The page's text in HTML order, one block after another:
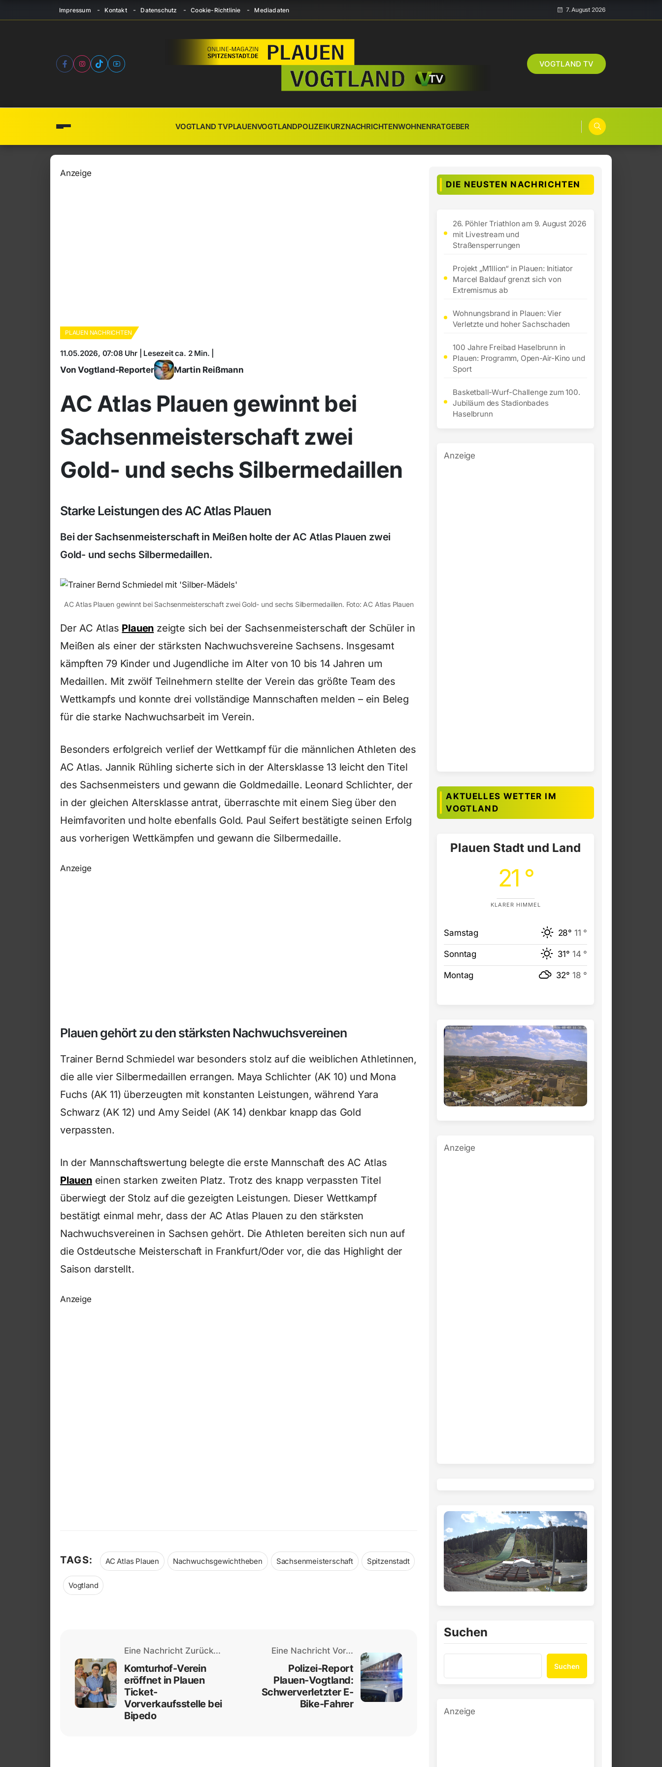
Impressum Kontakt Datenschutz Cookie-Richtlinie Mediadaten 7. August 2026
VOGTLAND TV
VOGTLAND TVPLAUENVOGTLANDPOLIZEIKURZNACHRICHTENWOHNENRATGEBER
Anzeige
PLAUEN NACHRICHTEN
11.05.2026, 07:08 Uhr | Lesezeit ca. 2 Min. |
Von Vogtland-Reporter Martin Reißmann
AC Atlas Plauen gewinnt bei
Sachsenmeisterschaft zwei
Gold- und sechs Silbermedaillen
Starke Leistungen des AC Atlas Plauen
Bei der Sachsenmeisterschaft in Meißen holte der AC Atlas Plauen zwei
Gold- und sechs Silbermedaillen.
AC Atlas Plauen gewinnt bei Sachsenmeisterschaft zwei Gold- und sechs Silbermedaillen. Foto: AC Atlas Plauen
Der AC Atlas Plauen zeigte sich bei der Sachsenmeisterschaft der Schüler in
Meißen als einer der stärksten Nachwuchsvereine Sachsens. Insgesamt
kämpften 79 Kinder und Jugendliche im Alter von 10 bis 14 Jahren um
Medaillen. Mit zwölf Teilnehmern stellte der Verein das größte Team des
Wettkampfs und konnte drei vollständige Mannschaften melden – ein Beleg
für die starke Nachwuchsarbeit im Verein.
Besonders erfolgreich verlief der Wettkampf für die männlichen Athleten des
AC Atlas. Jannik Rühling sicherte sich in der Altersklasse 13 leicht den Titel
des Sachsenmeisters und gewann die Goldmedaille. Leonard Schlichter, der
in der gleichen Altersklasse antrat, überraschte mit einem Sieg über den
Heimfavoriten und holte ebenfalls Gold. Paul Seifert bestätigte seinen Erfolg
aus vorherigen Wettkämpfen und gewann die Silbermedaille.
Anzeige
Plauen gehört zu den stärksten Nachwuchsvereinen
Trainer Bernd Schmiedel war besonders stolz auf die weiblichen Athletinnen,
die alle vier Silbermedaillen errangen. Maya Schlichter (AK 10) und Mona
Fuchs (AK 11) überzeugten mit konstanten Leistungen, während Yara
Schwarz (AK 12) und Amy Seidel (AK 14) denkbar knapp das Gold
verpassten.
In der Mannschaftswertung belegte die erste Mannschaft des AC Atlas
Plaueneinen starken zweiten Platz. Trotz des knapp verpassten Titel
überwiegt der Stolz auf die gezeigten Leistungen. Dieser Wettkampf
bestätigt einmal mehr, dass der AC Atlas Plauen zu den stärksten
Nachwuchsvereinen in Sachsen gehört. Die Athleten bereiten sich nun auf
die Ostdeutsche Meisterschaft in Frankfurt/Oder vor, die das Highlight der
Saison darstellt.
Anzeige
TAGS: AC Atlas Plauen Nachwuchsgewichtheben Sachsenmeisterschaft Spitzenstadt
Vogtland
Eine Nachricht Zurück...
Komturhof-Verein
eröffnet in Plauen
Ticket-
Vorverkaufsstelle bei
Bipedo
Eine Nachricht Vor...
Polizei-Report
Plauen-Vogtland:
Schwerverletzter E-
Bike-Fahrer
DIE NEUSTEN NACHRICHTEN
26. Pöhler Triathlon am 9. August 2026
mit Livestream und
Straßensperrungen
Projekt „M1llion“ in Plauen: Initiator
Marcel Baldauf grenzt sich von
Extremismus ab
Wohnungsbrand in Plauen: Vier
Verletzte und hoher Sachschaden
100 Jahre Freibad Haselbrunn in
Plauen: Programm, Open-Air-Kino und
Sport
Basketball-Wurf-Challenge zum 100.
Jubiläum des Stadionbades
Haselbrunn
Anzeige
AKTUELLES WETTER IM
VOGTLAND
Plauen Stadt und Land
21 °
KLARER HIMMEL
Samstag 28° 11 °
Sonntag 31° 14 °
Montag 32° 18 °
Anzeige
Suchen
Suchen
Anzeige